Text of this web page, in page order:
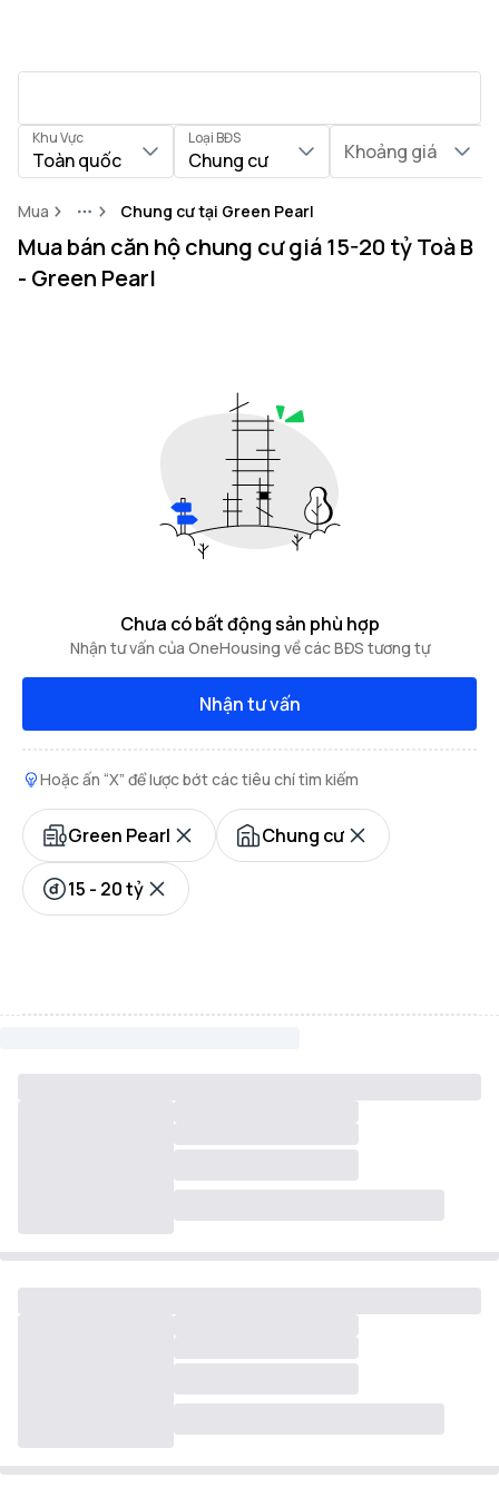
Khu Vực
Toàn quốc
Loại BĐS
Chung cư Khoảng giá
Mua MoreChung cư tại Green Pearl
Mua bán căn hộ chung cư giá 15-20 tỷ Toà B
- Green Pearl
Chưa có bất động sản phù hợp
Nhận tư vấn của OneHousing về các BĐS tương tự
Nhận tư vấn
Hoặc ấn “X” để lược bớt các tiêu chí tìm kiếm
Green Pearl Chung cư
15 - 20 tỷ